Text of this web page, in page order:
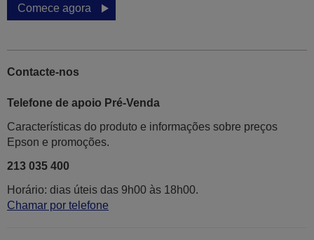
Comece agora
Contacte-nos
Telefone de apoio Pré-Venda
Características do produto e informações sobre preços
Epson e promoções.
213 035 400
Horário: dias úteis das 9h00 às 18h00.
Chamar por telefone